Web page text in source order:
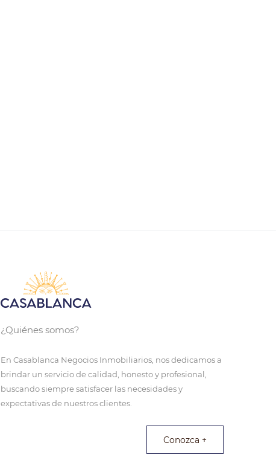
¿Quiénes somos?
En Casablanca Negocios Inmobiliarios, nos dedicamos a
brindar un servicio de calidad, honesto y profesional,
buscando siempre satisfacer las necesidades y
expectativas de nuestros clientes.
Conozca +